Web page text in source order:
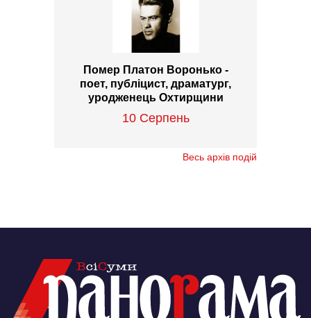
Помер Платон Воронько -
поет, публіцист, драматург,
уродженець Охтирщини
10 Серпень
Весь архів подій